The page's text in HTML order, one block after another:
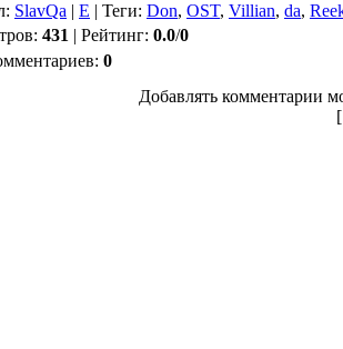
: SlavQa | E | Теги: Don, OST, Villian, da,
: 431 | Рейтинг: 0.0/0
: 0
Добавлять комментарии
[